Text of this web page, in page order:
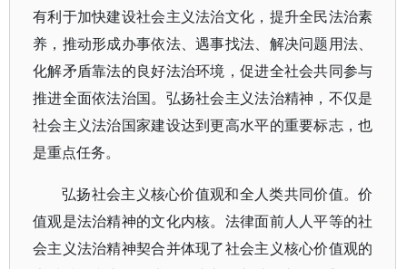
有利于加快建设社会主义法治文化，提升全民法治素
养，推动形成办事依法、遇事找法、解决问题用法、
化解矛盾靠法的良好法治环境，促进全社会共同参与
推进全面依法治国。弘扬社会主义法治精神，不仅是
社会主义法治国家建设达到更高水平的重要标志，也
是重点任务。
弘扬社会主义核心价值观和全人类共同价值。价
值观是法治精神的文化内核。法律面前人人平等的社
会主义法治精神契合并体现了社会主义核心价值观的